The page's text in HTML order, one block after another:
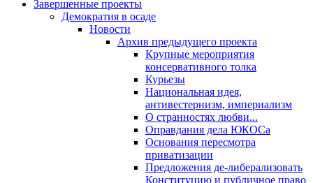
Завершенные проекты
Демократия в осаде
Новости
Архив предыдущего проекта
Крупные мероприятия
консервативного толка
Курьезы
Национальная идея,
антивестернизм, империализм
О странностях любви...
Оправдания дела ЮКОСа
Основания пересмотра
приватизации
Предложения де-либерализовать
Конституцию и публичное право